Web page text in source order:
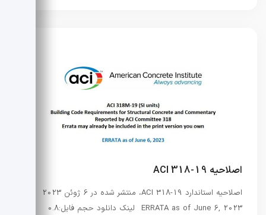
اصلاحیه ACI 318-19
اصلاحیه‌ استاندارد ACI 318-19، منتشر شده در 6 ژوئن 2023
ERRATA as of June 6, 2023 لینک دانلود حجم فایل:0.8